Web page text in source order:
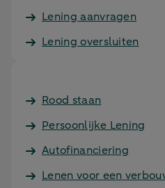
Lening aanvragen
Lening oversluiten
Rood staan
Persoonlijke Lening
Autofinanciering
Lenen voor een